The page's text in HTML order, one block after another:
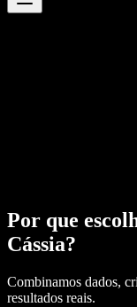
Por que
Cássia?
Combinamos dados,
resultados reais.